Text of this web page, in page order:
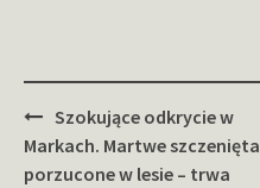
Zobacz
wpisy
Szokujące odkrycie w
Markach. Martwe szczenięta
porzucone w lesie – trwa